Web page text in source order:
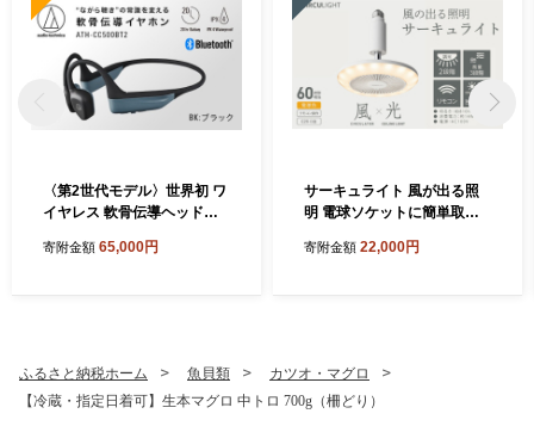
〈第2世代モデル〉世界初 ワ
イヤレス 軟骨伝導ヘッドホ
ク） オーディオテクニカ
寄附金額 65,000円
サーキュライト 風が出る照
明 電球ソケットに簡単取付
シャ】
寄附金額 22,000円
ふるさと納税ホーム 魚貝類
カツオ・マグロ
【冷蔵・指定日着可】生本マグロ 中トロ 700g（柵どり）